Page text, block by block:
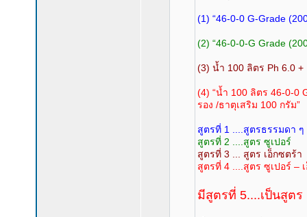
(1) “46-0-0 G-Grade
(2) “46-0-0-G Grade
(3) น้ำ 100 ลิตร Ph 6.0
(4) “น้ำ 100 ลิตร 46-0-0
รอง /ธาตุเสริม 100 กรัม”
สูตรที่ 1 ....สูตรธรรมดา ๆ
สูตรที่ 2 ....สูตร ซูเปอร์
สูตรที่ 3 ... สูตร เอ็กซตร้า
สูตรที่ 4 ....สูตร ซูเปอร์ –
มีสูตรที่ 5....เป็นสูตร